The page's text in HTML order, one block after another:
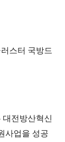
전방산혁신
사업을 성공